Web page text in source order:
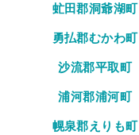
虻田郡洞爺湖町
勇払郡むかわ町
沙流郡平取町
浦河郡浦河町
幌泉郡えりも町